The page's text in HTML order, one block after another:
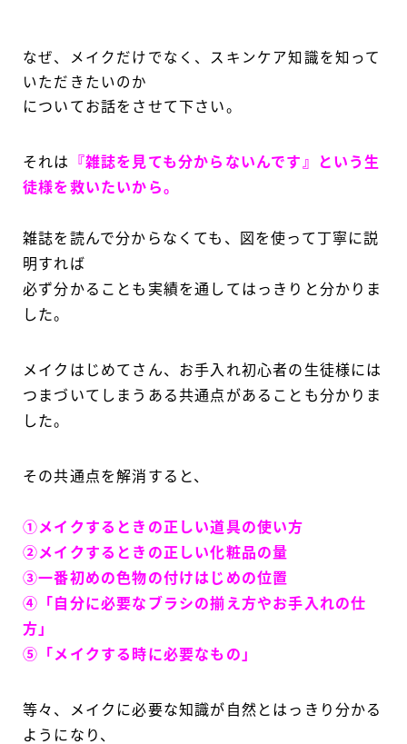
なぜ、メイクだけでなく、スキンケア知識を知って
いただきたいのか
についてお話をさせて下さい。
それは 『雑誌を見ても分からないんです』という生
徒様を救いたいから。
雑誌を読んで分からなくても、図を使って丁寧に説
明すれば
必ず分かることも 実績を通してはっきりと分かりま
した。
メイクはじめてさん、お手入れ初心者の生徒様には
つまづいてしまうある共通点があることも分かりま
した。
その共通点を解消すると、
①メイクするときの正しい道具の使い方
②メイクするときの正しい化粧品の量
③一番初めの色物の付けはじめの位置
④ 「自分に必要なブラシの揃え方やお手入れの仕
方」
⑤「メイクする時に必要なもの」
等々、メイクに必要な知識が自然とはっきり分かる
ようになり、